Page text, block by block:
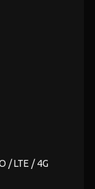
/ LTE / 4G